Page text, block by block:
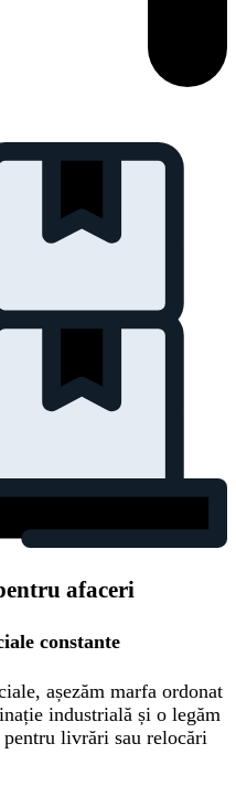
afaceri
constante
așezăm marfa ordonat
industrială și o legăm
livrări sau relocări